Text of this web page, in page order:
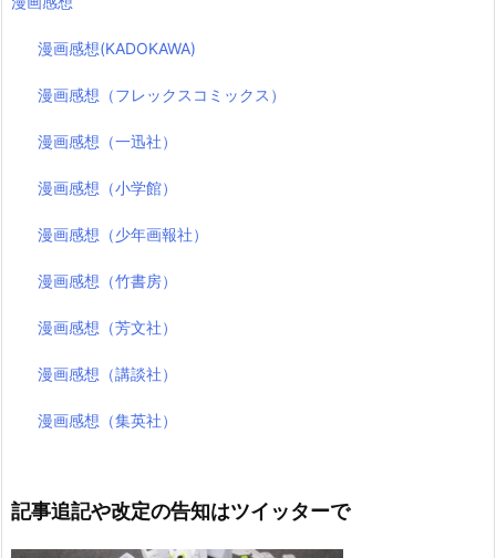
漫画感想(KADOKAWA)
漫画感想（フレックスコミックス）
漫画感想（一迅社）
漫画感想（小学館）
漫画感想（少年画報社）
漫画感想（竹書房）
漫画感想（芳文社）
漫画感想（講談社）
漫画感想（集英社）
記事追記や改定の告知はツイッターで